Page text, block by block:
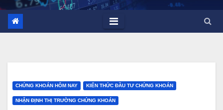
CHỨNG KHOÁN HÔM NAY KIẾN THỨC ĐẦU TƯ CHỨNG KHOÁN
NHẬN ĐỊNH THỊ TRƯỜNG CHỨNG KHOÁN